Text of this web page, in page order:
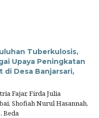
Tuberkulosis,
Upaya Peningkatan
di Desa Banjarsari,
Fajar, Firda Julia
Shofiah Nurul Hasannah,
Beda